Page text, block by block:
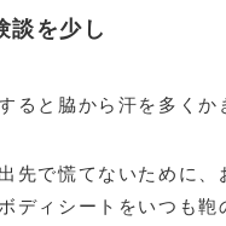
談を少し
ると脇から汗を多くか
先で慌てないために、
ディシートをいつも鞄